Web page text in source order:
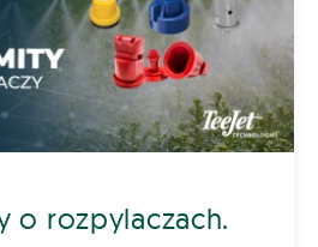
o rozpylaczach.